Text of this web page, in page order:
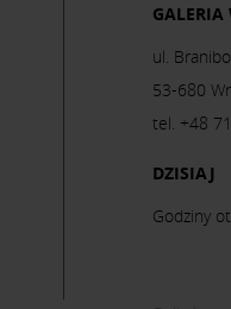
GALERIA
ul.
53-680
tel. +48
DZISIAJ
Godziny